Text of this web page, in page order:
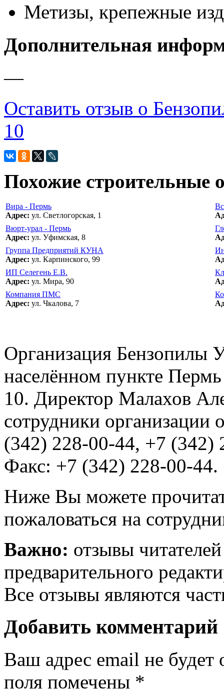
Метизы, крепежные
Дополнительная
—
Оставить отзыв о
10
Похожие строительные
Вира - Пермь
Адрес: ул. Светлогорская, 1
Вюрт-урал - Пермь
Адрес: ул. Уфимская, 8
Группа Предприятий КУНА
Адрес: ул. Карпинского, 99
ИП Селегень Е.В.
Адрес: ул. Мира, 90
Компания ПМС
Адрес: ул. Чкалова, 7
Организация Бензопилы
населённом пункте
10. Директор Малахов
сотрудники организации
(342) 228-00-44, +7 (342)
Факс: +7 (342) 228-00-44.
Ниже Вы можете
пожаловаться на
Важно: отзывы
предварительного
Все отзывы являются
Добавить комментарий
Ваш адрес email не будет
поля помечены *